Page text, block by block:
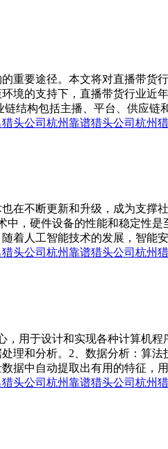
重要途径。本文将对直播带货
的支持下，直播带货行业近
结构包括主播、平台、供应链
头公司 杭州靠谱猎头公司 杭州
在不断更新和升级，成为支撑
，硬件设备的性能和稳定性
人工智能技术的发展，智能
头公司 杭州靠谱猎头公司 杭州
用于设计和实现各种计算机程
理和分析。2、数据分析：算
中自动提取出有用的特征，用
头公司 杭州靠谱猎头公司 杭州